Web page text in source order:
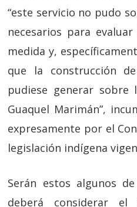
“este servicio no pudo
necesarios para
medida y,
que la construcción
pudiese generar sobre
Guaquel Marimán”,
expresamente por el
legislación indígena
Serán estos algunos
deberá considerar